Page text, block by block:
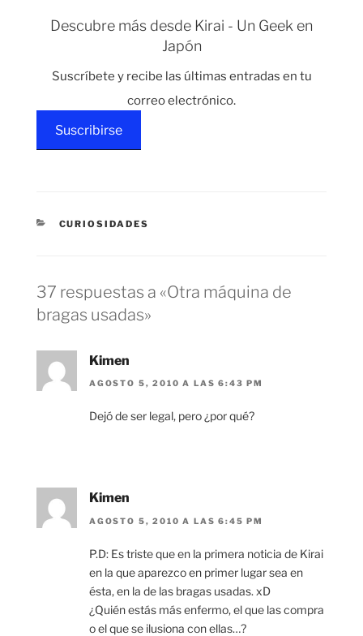
Máquina expendedora
de libros Máquina de
créditos Máquina…
Descubre más desde Kirai - Un Geek en
Japón
Suscríbete y recibe las últimas entradas en tu
correo electrónico.
Suscribirse
CATEGORÍAS
CURIOSIDADES
37 respuestas a «Otra máquina de
bragas usadas»
Kimen
AGOSTO 5, 2010 A LAS 6:43 PM
Dejó de ser legal, pero ¿por qué?
Kimen
AGOSTO 5, 2010 A LAS 6:45 PM
P.D: Es triste que en la primera noticia de Kirai
en la que aparezco en primer lugar sea en
ésta, en la de las bragas usadas. xD
¿Quién estás más enfermo, el que las compra
o el que se ilusiona con ellas…?